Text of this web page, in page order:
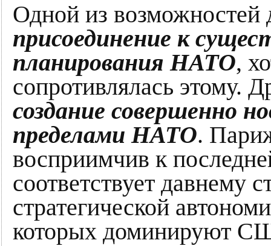
Одной из
присоединение к
планирования НАТО,
сопротивлялась этому.
создание совершенно
пределами НАТО.
восприимчив к
соответствует давнему
стратегической
которых доминируют